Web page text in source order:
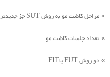
» مراحل کاشت مو به روش SUT جز جدیدترین روش کاشت است
» تعداد جلسات کاشت مو
» دو روش FUT یاFIT